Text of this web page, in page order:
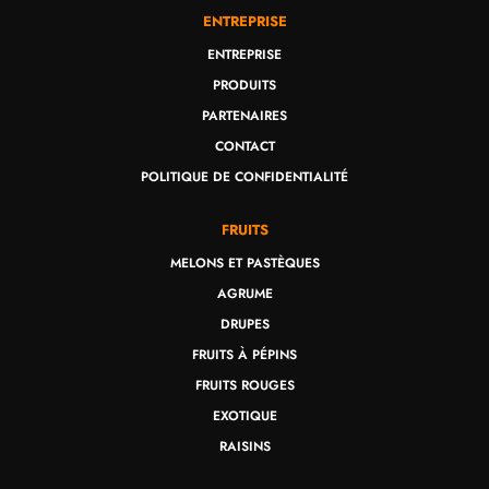
ENTREPRISE
ENTREPRISE
PRODUITS
PARTENAIRES
CONTACT
POLITIQUE DE CONFIDENTIALITÉ
FRUITS
MELONS ET PASTÈQUES
AGRUME
DRUPES
FRUITS À PÉPINS
FRUITS ROUGES
EXOTIQUE
RAISINS